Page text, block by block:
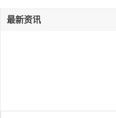
最新资讯